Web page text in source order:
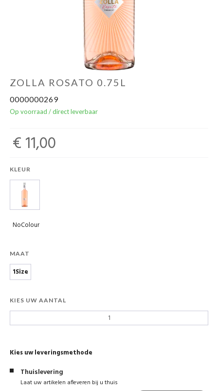
Geels Witteke De Maan's Jenever
ZOLLA ROSATO 0.75L
0000000269
Op voorraad / direct leverbaar
€ 11,00
KLEUR
NoColour
MAAT
1Size
KIES UW AANTAL
Kies uw leveringsmethode
Thuislevering
Laat uw artikelen afleveren bij u thuis